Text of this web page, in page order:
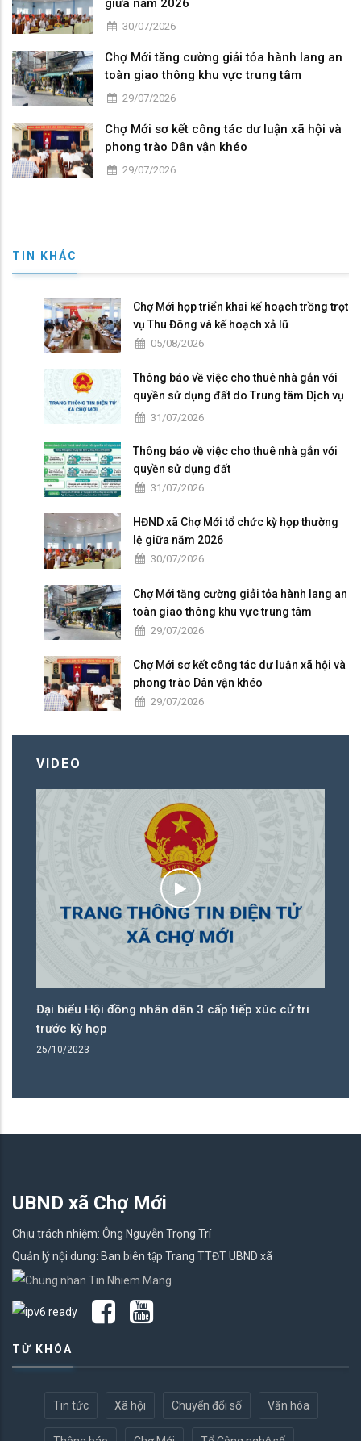
30/07/2026
Chợ Mới tăng cường giải tỏa hành lang an
toàn giao thông khu vực trung tâm
29/07/2026
Chợ Mới sơ kết công tác dư luận xã hội và
phong trào Dân vận khéo
29/07/2026
TIN KHÁC
Chợ Mới họp triển khai kế hoạch trồng trọt
vụ Thu Đông và kế hoạch xả lũ
05/08/2026
Thông báo về việc cho thuê nhà gắn với
quyền sử dụng đất do Trung tâm Dịch vụ
tổng hợp xã Chợ Mới quản lý, khai thác
31/07/2026
Thông báo về việc cho thuê nhà gắn với
quyền sử dụng đất
31/07/2026
HĐND xã Chợ Mới tổ chức kỳ họp thường
lệ giữa năm 2026
30/07/2026
Chợ Mới tăng cường giải tỏa hành lang an
toàn giao thông khu vực trung tâm
29/07/2026
Chợ Mới sơ kết công tác dư luận xã hội và
phong trào Dân vận khéo
29/07/2026
VIDEO
Đại biểu Hội đồng nhân dân 3 cấp tiếp xúc cử tri
trước kỳ họp
25/10/2023
UBND xã Chợ Mới
Chịu trách nhiệm: Ông Nguyễn Trọng Trí
Quản lý nội dung: Ban biên tập Trang TTĐT UBND xã
TỪ KHÓA
Tin tức Xã hội Chuyển đổi số Văn hóa